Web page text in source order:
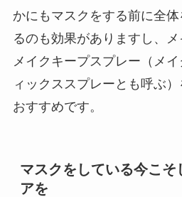
かにもマスクをする前に全
るのも効果がありますし、
メイクキープスプレー（メ
ィックススプレーとも呼ぶ
おすすめです。
マスクをしている今こそ
アを